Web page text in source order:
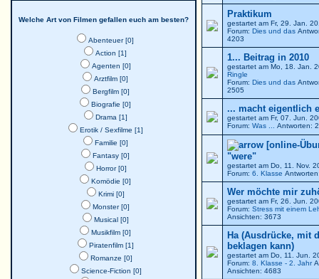
Welche Art von Filmen gefallen euch am besten?
Abenteuer [0]
Action [1]
Agenten [0]
Arztfilm [0]
Bergfilm [0]
Biografie [0]
Drama [1]
Erotik / Sexfilme [1]
Familie [0]
Fantasy [0]
Horror [0]
Komödie [0]
Krimi [0]
Monster [0]
Musical [0]
Musikfilm [0]
Piratenfilm [1]
Romanze [0]
Science-Fiction [0]
Praktikum
gestartet am Fr, 29. Jan.
Forum: Dies und das
4203
1... Beitrag in 2010
gestartet am Mo, 18. Jan.
Ringle
Forum: Dies und das
2505
... macht eigentlich
gestartet am Fr, 07. Jun.
Forum: Was ... Antworten:
[online-
"were"
gestartet am Do, 11. Nov.
Forum: 6. Klasse
Wer möchte mir
gestartet am Fr, 26. Jun.
Forum: Stress mit einem
Ansichten: 3673
Ha (Ausdrücke, mit
beklagen kann)
gestartet am Do, 11. Jun.
Forum: 8. Klasse - 2. Jahr
Ansichten: 4683